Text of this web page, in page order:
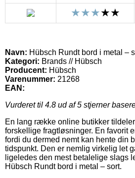
Navn: Hübsch Rundt bord i metal –
Kategori: Brands // Hübsch
Producent: Hübsch
Varenummer: 21268
EAN:
Vurderet til 4.8 ud af 5 stjerner
En lang række online butikker
forskellige fragtløsninger. En favorit
fordi du dermed nemt kan hente din
tidspunkt. Den er nemlig virkelig let
ligeledes den mest betalelige slags
Hübsch Rundt bord i metal – sort.